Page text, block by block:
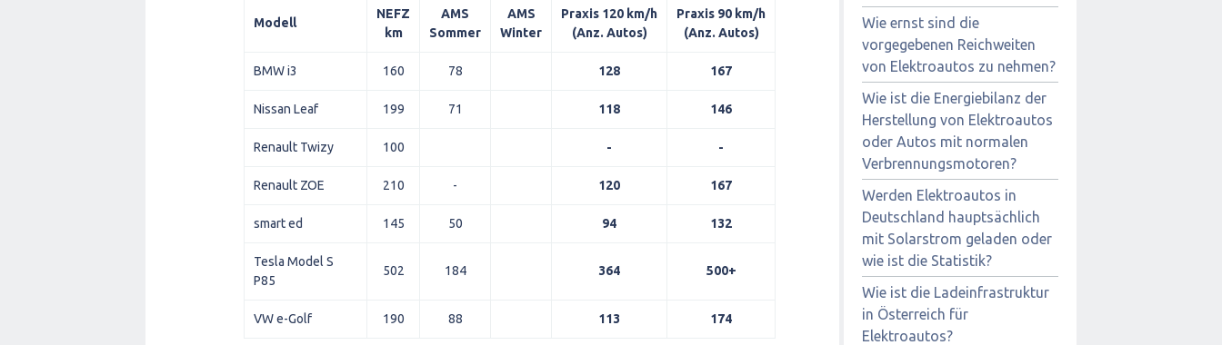
Modell
NEFZ
km
AMS
Sommer
AMS
Winter
Praxis 120 km/h
(Anz. Autos)
Praxis 90 km/h
(Anz. Autos)
BMW i3 160 78 128 167
Nissan Leaf 199 71 118 146
Renault Twizy 100 - -
Renault ZOE 210 - 120 167
smart ed 145 50 94 132
Tesla Model S
P85
502 184 364 500+
VW e-Golf 190 88 113 174
Wie ernst sind die
vorgegebenen Reichweiten
von Elektroautos zu nehmen?
Wie ist die Energiebilanz der
Herstellung von Elektroautos
oder Autos mit normalen
Verbrennungsmotoren?
Werden Elektroautos in
Deutschland hauptsächlich
mit Solarstrom geladen oder
wie ist die Statistik?
Wie ist die Ladeinfrastruktur
in Österreich für
Elektroautos?